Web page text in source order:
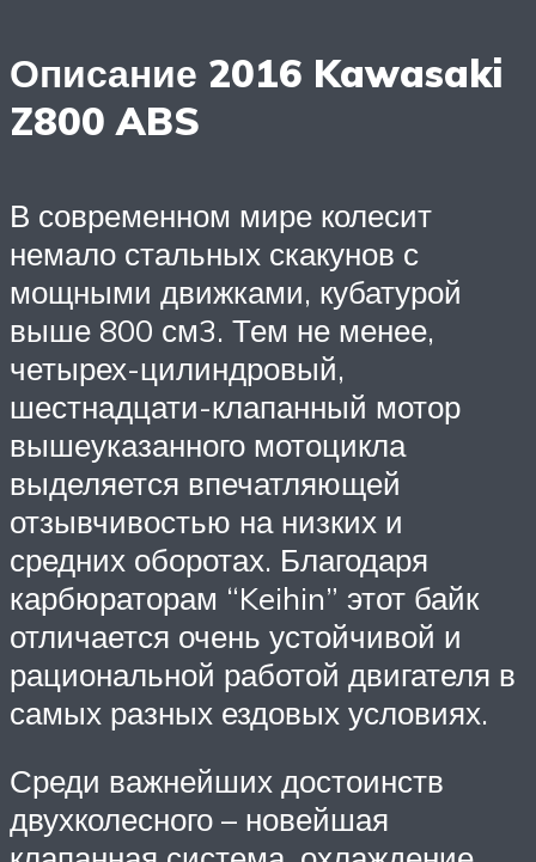
Описание 2016 Kawasaki
Z800 ABS
В современном мире колесит
немало стальных скакунов с
мощными движками, кубатурой
выше 800 см3. Тем не менее,
четырех-цилиндровый,
шестнадцати-клапанный мотор
вышеуказанного мотоцикла
выделяется впечатляющей
отзывчивостью на низких и
средних оборотах. Благодаря
карбюраторам “Keihin” этот байк
отличается очень устойчивой и
рациональной работой двигателя в
самых разных ездовых условиях.
Среди важнейших достоинств
двухколесного – новейшая